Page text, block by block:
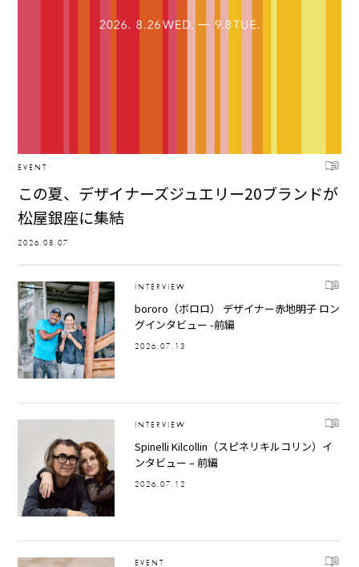
EVENT
この夏、デザイナーズジュエリー20ブランドが
松屋銀座に集結
2026.08.07
INTERVIEW
bororo（ボロロ） デザイナー赤地明子 ロン
グインタビュー -前編
2026.07.13
INTERVIEW
Spinelli Kilcollin（スピネリキルコリン）イ
ンタビュー – 前編
2026.07.12
EVENT